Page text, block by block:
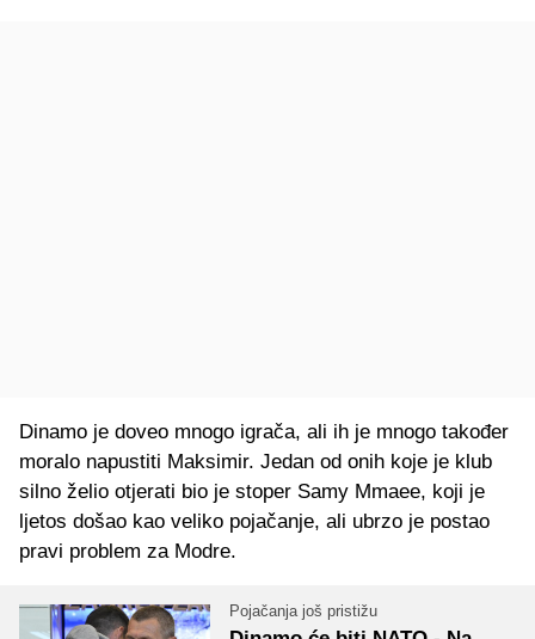
Dinamo je doveo mnogo igrača, ali ih je mnogo također
moralo napustiti Maksimir. Jedan od onih koje je klub
silno želio otjerati bio je stoper Samy Mmaee, koji je
ljetos došao kao veliko pojačanje, ali ubrzo je postao
pravi problem za Modre.
Pojačanja još pristižu